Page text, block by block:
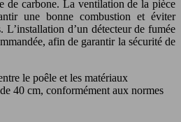
de carbone. La ventilation de la pièce
une bonne combustion et éviter
L’installation d’un détecteur de fumée
afin de garantir la sécurité de
le poêle et les matériaux
40 cm, conformément aux normes